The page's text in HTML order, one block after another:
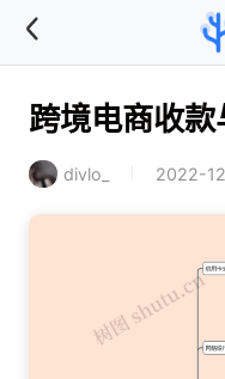
跨境电商收
divlo_ 2022-